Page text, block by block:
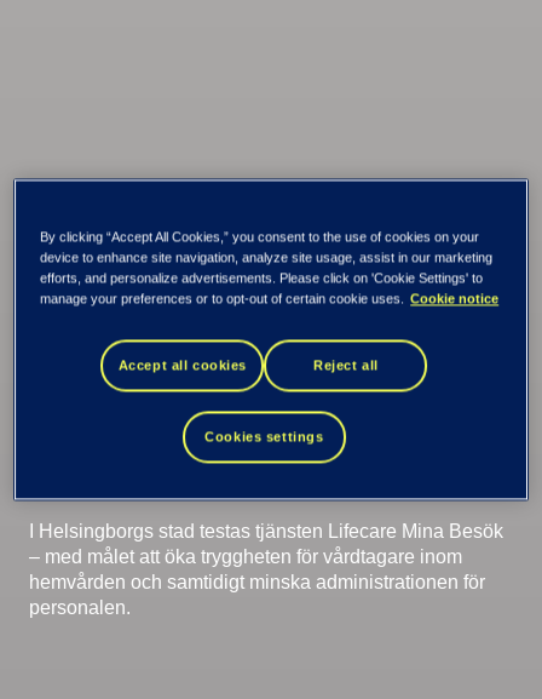
Digitalt verktyg
stärker
vårdtagarnas
trygghet
I Helsingborgs stad testas tjänsten Lifecare Mina Besök
– med målet att öka tryggheten för vårdtagare inom
hemvården och samtidigt minska administrationen för
personalen.
By clicking “Accept All Cookies,” you consent to the use of cookies on your
device to enhance site navigation, analyze site usage, assist in our marketing
efforts, and personalize advertisements. Please click on 'Cookie Settings' to
manage your preferences or to opt-out of certain cookie uses.
Cookie notice
Accept all cookies Reject all
Cookies settings